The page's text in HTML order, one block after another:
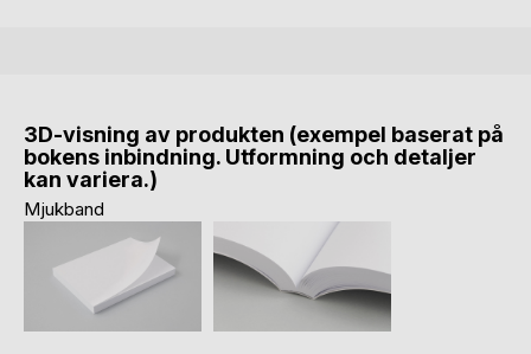
3D-visning av produkten (exempel baserat på
bokens inbindning. Utformning och detaljer
kan variera.)
Mjukband